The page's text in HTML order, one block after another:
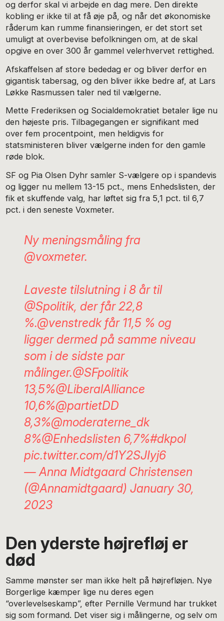
og derfor skal vi arbejde en dag mere. Den direkte
kobling er ikke til at få øje på, og når det økonomiske
råderum kan rumme finansieringen, er det stort set
umuligt at overbevise befolkningen om, at de skal
opgive en over 300 år gammel velerhvervet rettighed.
Afskaffelsen af store bededag er og bliver derfor en
gigantisk tabersag, og den bliver ikke bedre af, at Lars
Løkke Rasmussen taler ned til vælgerne.
Mette Frederiksen og Socialdemokratiet betaler lige nu
den højeste pris. Tilbagegangen er signifikant med
over fem procentpoint, men heldigvis for
statsministeren bliver vælgerne inden for den gamle
røde blok.
SF og Pia Olsen Dyhr samler S-vælgere op i spandevis
og ligger nu mellem 13-15 pct., mens Enhedslisten, der
fik et skuffende valg, har løftet sig fra 5,1 pct. til 6,7
pct. i den seneste Voxmeter.
Ny meningsmåling fra
@voxmeter.
Laveste tilslutning i 8 år til
@Spolitik, der får 22,8
%.@venstredkfår 11,5 % og
ligger dermed på samme niveau
som i de sidste par
målinger.@SFpolitik
13,5%@LiberalAlliance
10,6%@partietDD
8,3%@moderaterne_dk
8%@Enhedslisten 6,7%#dkpol
pic.twitter.com/d1Y2SJIyj6
— Anna Midtgaard Christensen
(@Annamidtgaard) January 30,
2023
Den yderste højrefløj er
død
Samme mønster ser man ikke helt på højrefløjen. Nye
Borgerlige kæmper lige nu deres egen
“overlevelseskamp”, efter Pernille Vermund har trukket
sig som formand. Det viser sig i målingerne, og selv om